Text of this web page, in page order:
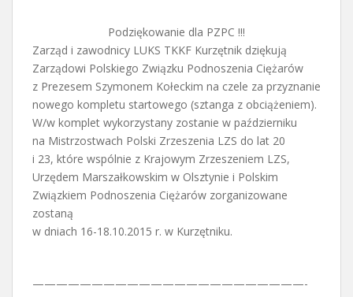
Podziękowanie dla PZPC !!!
Zarząd i zawodnicy LUKS TKKF Kurzętnik dziękują
Zarządowi Polskiego Związku Podnoszenia Ciężarów
z Prezesem Szymonem Kołeckim na czele za przyznanie
nowego kompletu startowego (sztanga z obciążeniem).
W/w komplet wykorzystany zostanie w październiku
na Mistrzostwach Polski Zrzeszenia LZS do lat 20
i 23, które wspólnie z Krajowym Zrzeszeniem LZS,
Urzędem Marszałkowskim w Olsztynie i Polskim
Związkiem Podnoszenia Ciężarów zorganizowane
zostaną
w dniach 16-18.10.2015 r. w Kurzętniku.
———————————————————————-